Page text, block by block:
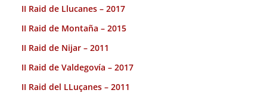
II Raid de Llucanes – 2017
II Raid de Montaña – 2015
II Raid de Nijar – 2011
II Raid de Valdegovía – 2017
II Raid del LLuçanes – 2011